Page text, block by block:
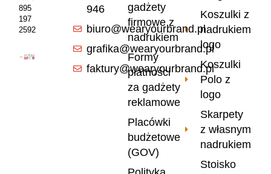
Koszulki z
nadrukiem
logo
Koszulki
Polo z
logo
Skarpety
z własnym
nadrukiem
Stoisko
gadżety
firmowe z
nadrukiem
Formy
płatności
za gadżety
reklamowe
Placówki
budżetowe
(GOV)
946
biuro@wearyourbrand.pl
grafika@wearyourbrand.pl
faktury@wearyourbrand.pl
895
197
2592